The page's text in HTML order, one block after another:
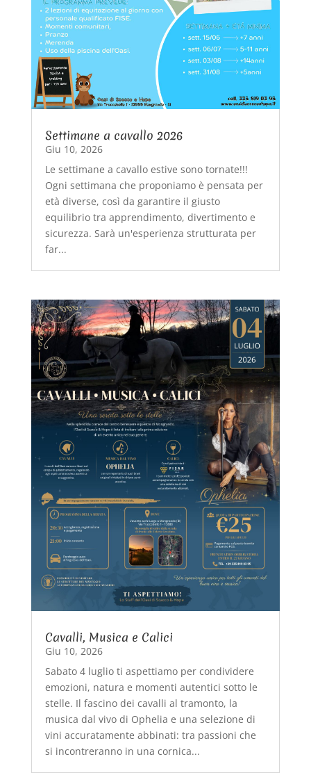
Settimane a cavallo 2026
Giu 10, 2026
Le settimane a cavallo estive sono tornate!!!
Ogni settimana che proponiamo è pensata per
età diverse, così da garantire il giusto
equilibrio tra apprendimento, divertimento e
sicurezza. Sarà un'esperienza strutturata per
far...
Cavalli, Musica e Calici
Giu 10, 2026
Sabato 4 luglio ti aspettiamo per condividere
emozioni, natura e momenti autentici sotto le
stelle. Il fascino dei cavalli al tramonto, la
musica dal vivo di Ophelia e una selezione di
vini accuratamente abbinati: tra passioni che
si incontreranno in una cornica...